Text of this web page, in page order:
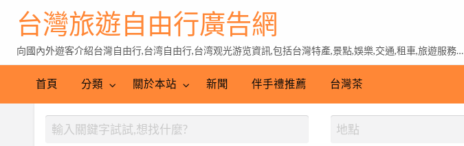
台
茶
台灣旅遊自由行廣告網
向國內外遊客介紹台灣自由行,台湾自由行,台湾观光游览資訊,包括台灣特產,景點,娛樂,交通,租車,旅遊服務…
首頁 分類 關於本站 新聞 伴手禮推薦 台灣茶